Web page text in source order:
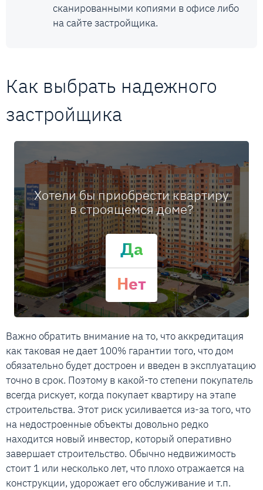
сканированными копиями в офисе либо
на сайте застройщика.
Как выбрать надежного
застройщика
Хотели бы приобрести квартиру
в строящемся доме?
Да
Нет
Важно обратить внимание на то, что аккредитация
как таковая не дает 100% гарантии того, что дом
обязательно будет достроен и введен в эксплуатацию
точно в срок. Поэтому в какой-то степени покупатель
всегда рискует, когда покупает квартиру на этапе
строительства. Этот риск усиливается из-за того, что
на недостроенные объекты довольно редко
находится новый инвестор, который оперативно
завершает строительство. Обычно недвижимость
стоит 1 или несколько лет, что плохо отражается на
конструкции, удорожает его обслуживание и т.п.